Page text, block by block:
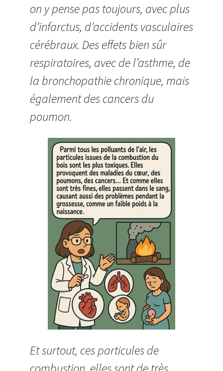
on y pense pas toujours, avec plus
d’infarctus, d’accidents vasculaires
cérébraux. Des effets bien sûr
respiratoires, avec de l’asthme, de
la bronchopathie chronique, mais
également des cancers du
poumon.
Et surtout, ces particules de